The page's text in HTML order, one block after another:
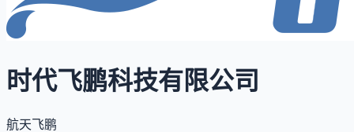
时代飞鹏科技有限公司
航天飞鹏